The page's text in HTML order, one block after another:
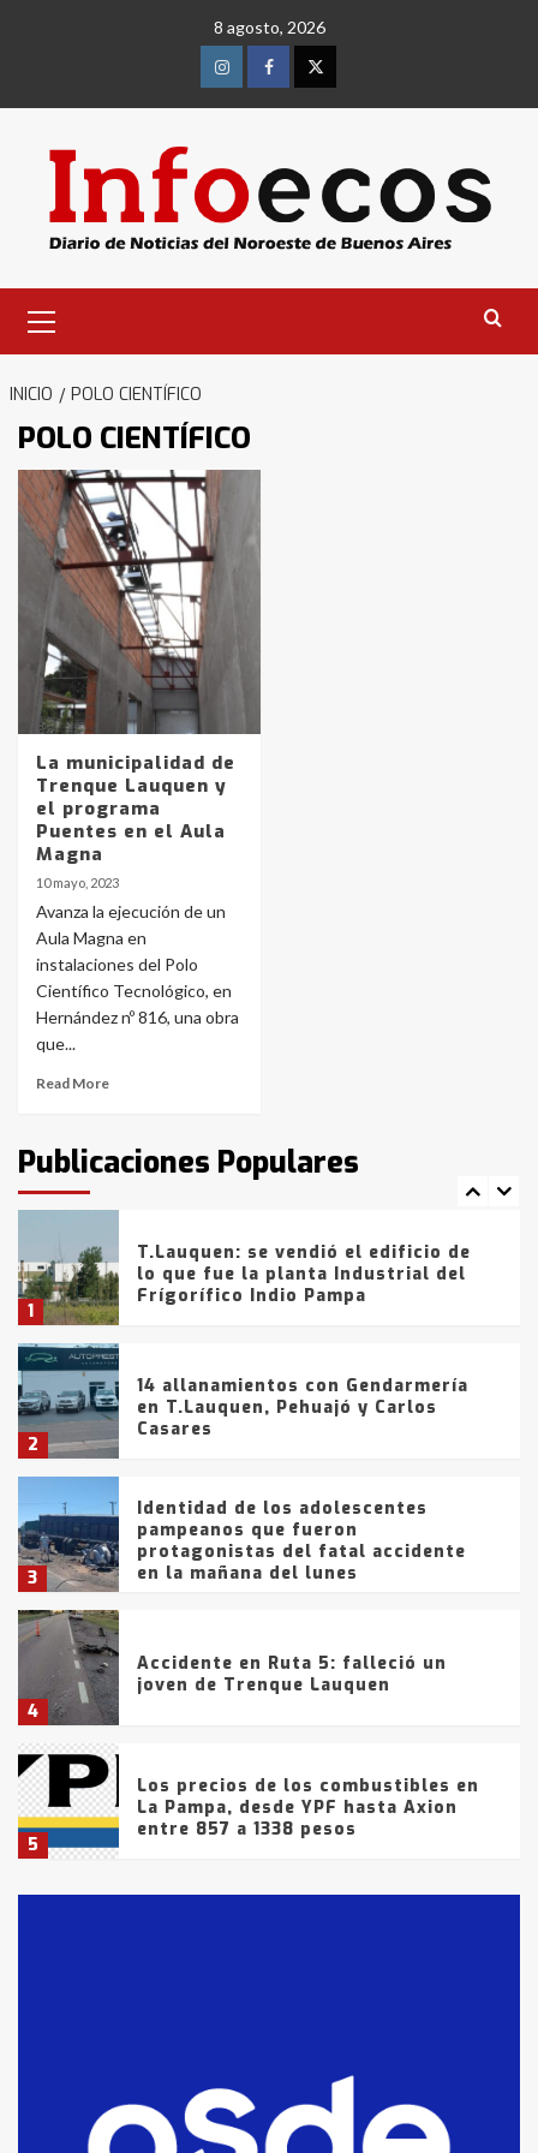
8 agosto, 2026
InstagramFacebookTwitter
primario
INICIO POLO CIENTÍFICO
POLO CIENTÍFICO
La municipalidad de
Trenque Lauquen y
el programa
Puentes en el Aula
Magna
10 mayo, 2023
Avanza la ejecución de un
Aula Magna en
instalaciones del Polo
Científico Tecnológico, en
Hernández nº 816, una obra
que...
Read More
Publicaciones Populares
Identidad de los adolescentes
pampeanos que fueron
protagonistas del fatal accidente
en la mañana del lunes
4
Accidente en Ruta 5: falleció un
joven de Trenque Lauquen
5
6
La Bolsa de Cereales de Bahía
Blanca anticipa que Agosto vendrá
con lluvias y heladas, en gran parte
fueron detenidos por
comercialización de drogas en la
tarde del sábado
1
T.Lauquen: se vendió el edificio de
lo que fue la planta Industrial del
Frígorífico Indio Pampa
2
14 allanamientos con Gendarmería
en T.Lauquen, Pehuajó y Carlos
Casares
3
Identidad de los adolescentes
pampeanos que fueron
protagonistas del fatal accidente
en la mañana del lunes
4
Accidente en Ruta 5: falleció un
joven de Trenque Lauquen
5
Los precios de los combustibles en
La Pampa, desde YPF hasta Axion
entre 857 a 1338 pesos
fueron detenidos por
comercialización de drogas en la
tarde del sábado